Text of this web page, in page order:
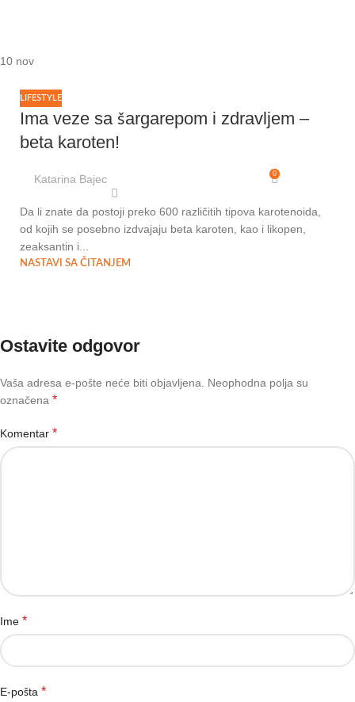
10 nov
LIFESTYLE
Ima veze sa šargarepom i zdravljem –
beta karoten!
Katarina Bajec 0
Da li znate da postoji preko 600 različitih tipova karotenoida,
od kojih se posebno izdvajaju beta karoten, kao i likopen,
zeaksantin i...
NASTAVI SA ČITANJEM
Ostavite odgovor
Vaša adresa e-pošte neće biti objavljena. Neophodna polja su
označena *
Komentar *
Ime *
E-pošta *